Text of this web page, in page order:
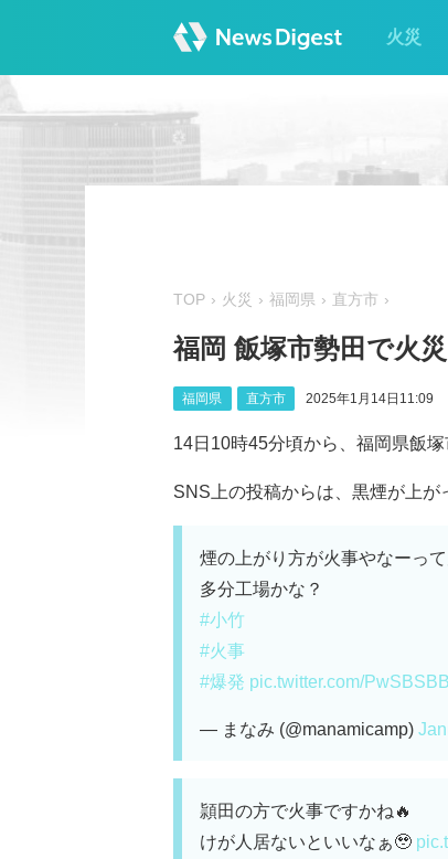
火災
TOP 火災 福岡県 直方市
福岡 飯塚市勢田で火
福岡県 直方市 2025年1月14日11:09
14日10時45分頃から、福岡県飯
SNS上の投稿からは、黒煙が上が
煙の上がり方が火事やなーっ
多分工場かな？
#小竹
#火事
#爆発 pic.twitter.com/
— まなみ (@manamicamp)
頴田の方で火事ですかね🔥
けが人居ないといいなぁ🥹